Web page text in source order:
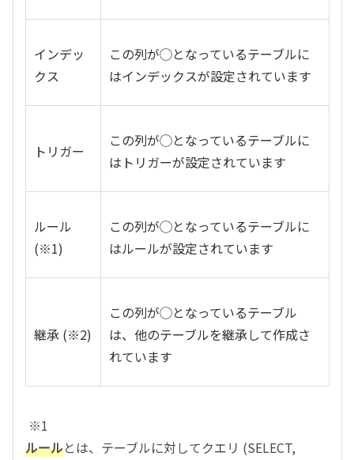
インデッ
クス
この列が◯となっているテーブルに
はインデックスが設定されています
トリガー
この列が◯となっているテーブルに
はトリガーが設定されています
ルール
(※1)
この列が◯となっているテーブルに
はルールが設定されています
継承 (※2)
この列が◯となっているテーブル
は、他のテーブルを継承して作成さ
れています
※1
ルールとは、テーブルに対してクエリ (SELECT,